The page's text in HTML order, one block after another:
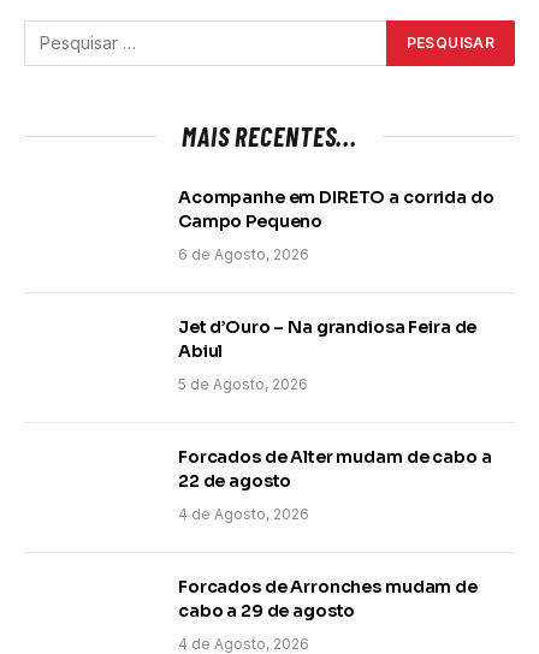
MAIS RECENTES...
Acompanhe em DIRETO a corrida do
Campo Pequeno
6 de Agosto, 2026
Jet d’Ouro – Na grandiosa Feira de
Abiul
5 de Agosto, 2026
Forcados de Alter mudam de cabo a
22 de agosto
4 de Agosto, 2026
Forcados de Arronches mudam de
cabo a 29 de agosto
4 de Agosto, 2026